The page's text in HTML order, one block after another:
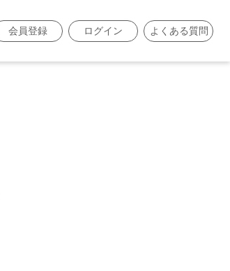
会員登録 ログイン よくある質問